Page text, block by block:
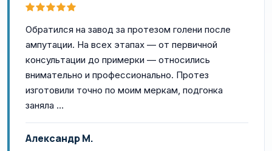
Обратился на завод за протезом голени после
ампутации. На всех этапах — от первичной
консультации до примерки — относились
внимательно и профессионально. Протез
изготовили точно по моим меркам, подгонка
заняла …
Александр М.